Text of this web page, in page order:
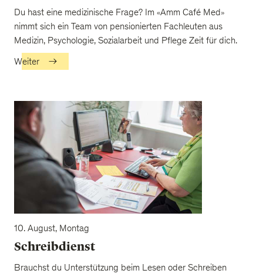
Du hast eine medizinische Frage? Im «Amm Café Med»
nimmt sich ein Team von pensionierten Fachleuten aus
Medizin, Psychologie, Sozialarbeit und Pflege Zeit für dich.
Weiter
10. August, Montag
Schreibdienst
Brauchst du Unterstützung beim Lesen oder Schreiben